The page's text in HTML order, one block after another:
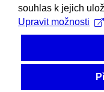
souhlas k jejich
Upravit možnosti